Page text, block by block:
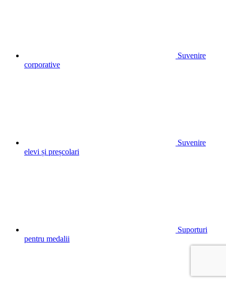
Suvenire
corporative
Suvenire
elevi și preșcolari
Suporturi
pentru medalii